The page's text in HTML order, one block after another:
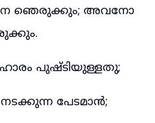
ഞെരുക്കും; അവനോ
പുഷ്ടിയുള്ളതു;
പേടമാൻ;